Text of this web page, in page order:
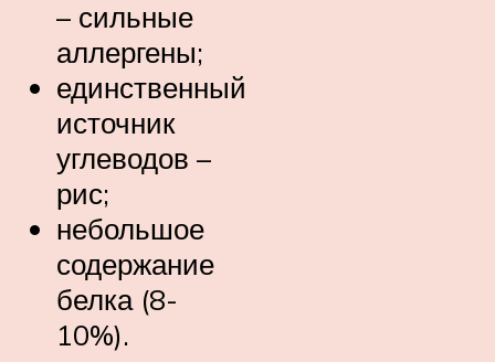
– сильные
аллергены;
единственный
источник
углеводов –
рис;
небольшое
содержание
белка (8-
10%).